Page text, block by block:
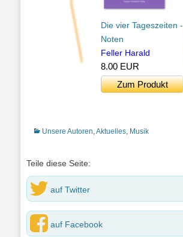
Die vier Tageszeiten -
Noten
Feller Harald
8.00 EUR
Zum Produkt
Kategorien
Unsere Autoren,Aktuelles, Musik
Teile diese Seite:
auf Twitter
auf Facebook